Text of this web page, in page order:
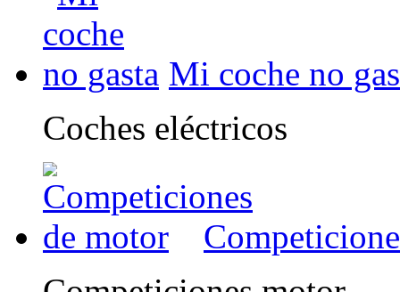
Mi coche no
Coches eléctricos